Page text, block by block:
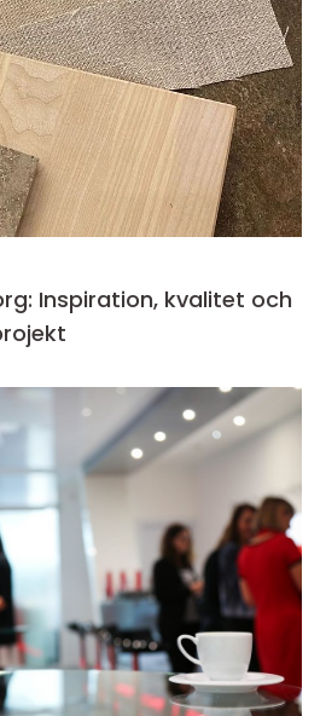
Inspiration, kvalitet och